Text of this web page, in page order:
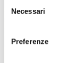
delNecessari
Preferenze